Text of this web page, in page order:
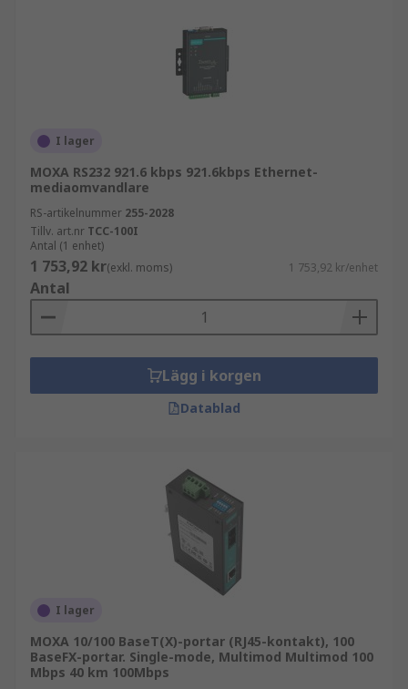
I lager
MOXA RS232 921.6 kbps 921.6kbps Ethernet-
mediaomvandlare
RS-artikelnummer 255-2028
Tillv. art.nr TCC-100I
Antal (1 enhet)
1 753,92 kr(exkl. moms) 1 753,92 kr/enhet
Antal
Lägg i korgen
Datablad
I lager
MOXA 10/100 BaseT(X)-portar (RJ45-kontakt), 100
BaseFX-portar. Single-mode, Multimod Multimod 100
Mbps 40 km 100Mbps